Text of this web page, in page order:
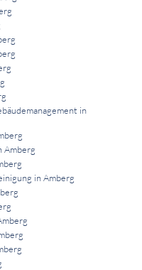
in
Amberg
in Amberg